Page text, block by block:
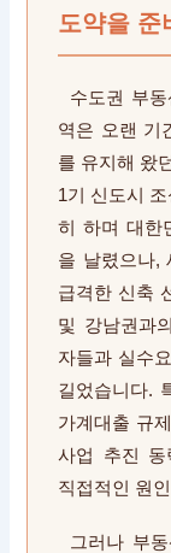
도약을 준
수도권 부
역은 오랜 기
를 유지해 왔
1기 신도시
히 하며 대한
을 날렸으나,
급격한 신축
및 강남권과
자들과 실수
길었습니다.
가계대출 규
사업 추진 동
직접적인 원
그러나 부